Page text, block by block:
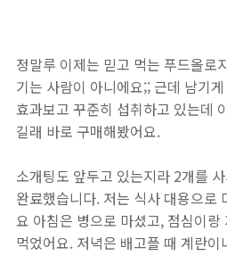
정말루 이제는 믿고 먹는 푸드올로
기는 사람이 아니에요;; 근데 남기
효과보고 꾸준히 섭취하고 있는데
길래 바로 구매해봤어요.
소개팅도 앞두고 있는지라 2개를
완료했습니다. 저는 식사 대용으로
요 아침은 병으로 마셨고, 점심이
먹었어요. 저녁은 배고플 때 계란